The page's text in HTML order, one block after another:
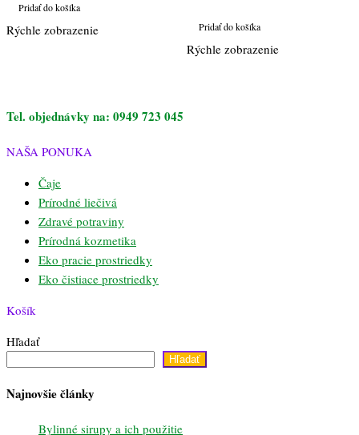
Pridať do košíka
Rýchle zobrazenie Pridať do košíka
Rýchle zobrazenie
Tel. objednávky na: 0949 723 045
NAŠA PONUKA
Čaje
Prírodné liečivá
Zdravé potraviny
Prírodná kozmetika
Eko pracie prostriedky
Eko čistiace prostriedky
Košík
Hľadať
Hľadať
Najnovšie články
Bylinné sirupy a ich použitie